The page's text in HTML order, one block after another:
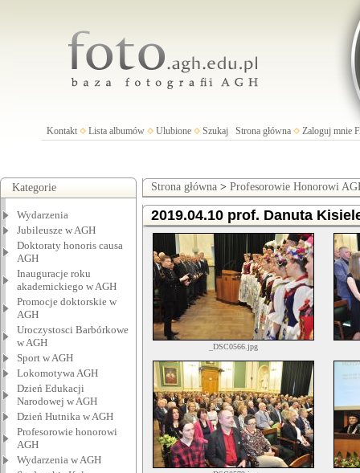
Kontakt Lista albumów Ulubione Szukaj Strona główna Zaloguj mnie
Kategorie
Wydarzenia
Jubileusze w AGH
Doktoraty honoris causa
AGH
Inauguracje roku
akademickiego w AGH
Promocje doktorskie w
AGH
Uroczystosci Barbórkowe
w AGH
Sport w AGH
Lokomotywa AGH
Dzień Edukacji
Narodowej w AGH
Dzień Hutnika w AGH
Profesorowie honorowi
AGH
Wydarzenia w AGH
Strona główna > Profesorowie Honorowi
2019.04.10 prof. Danuta
_DSC0566.jpg